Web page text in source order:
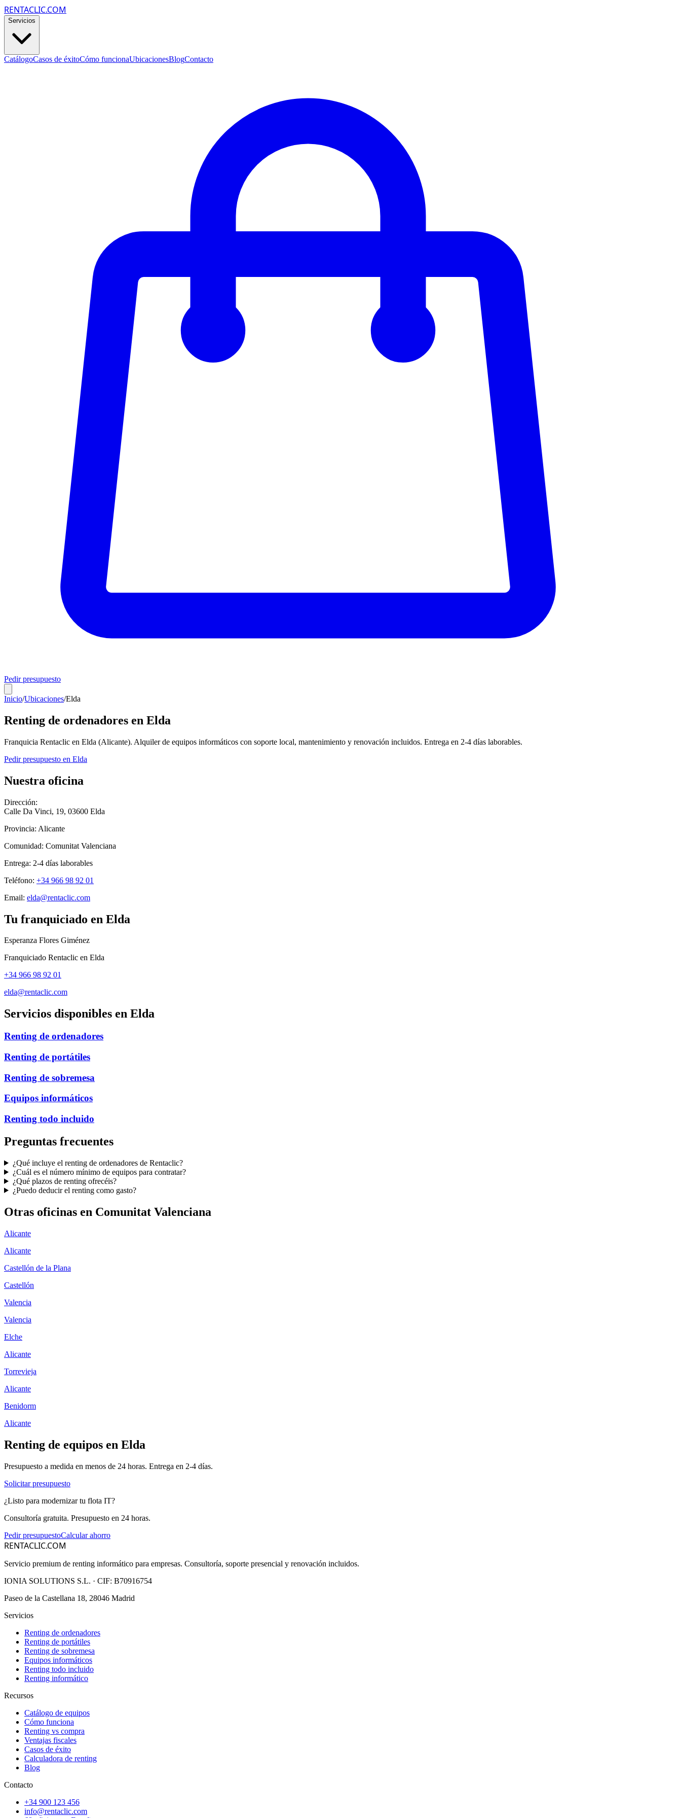
RENTACLIC.COM
Servicios
CatálogoCasos de éxitoCómo funcionaUbicacionesBlogContacto
Pedir presupuesto
Inicio/Ubicaciones/Elda
Renting de ordenadores en Elda
Franquicia Rentaclic en Elda (Alicante). Alquiler de equipos informáticos con soporte local, mantenimiento y renovación incluidos. Entrega en 2-4 días laborables.
Pedir presupuesto en Elda
Nuestra oficina
Dirección:
Calle Da Vinci, 19, 03600 Elda
Provincia: Alicante
Comunidad: Comunitat Valenciana
Entrega: 2-4 días laborables
Teléfono: +34 966 98 92 01
Email: elda@rentaclic.com
Tu franquiciado en Elda
Esperanza Flores Giménez
Franquiciado Rentaclic en Elda
+34 966 98 92 01
elda@rentaclic.com
Servicios disponibles en Elda
Renting de ordenadores
Renting de portátiles
Renting de sobremesa
Equipos informáticos
Renting todo incluido
Preguntas frecuentes
¿Qué incluye el renting de ordenadores de Rentaclic?
¿Cuál es el número mínimo de equipos para contratar?
¿Qué plazos de renting ofrecéis?
¿Puedo deducir el renting como gasto?
Otras oficinas en Comunitat Valenciana
Alicante
Alicante
Castellón de la Plana
Castellón
Valencia
Valencia
Elche
Alicante
Torrevieja
Alicante
Benidorm
Alicante
Renting de equipos en Elda
Presupuesto a medida en menos de 24 horas. Entrega en 2-4 días.
Solicitar presupuesto
¿Listo para modernizar tu flota IT?
Consultoría gratuita. Presupuesto en 24 horas.
Pedir presupuestoCalcular ahorro
RENTACLIC.COM
Servicio premium de renting informático para empresas. Consultoría, soporte presencial y renovación incluidos.
IONIA SOLUTIONS S.L. · CIF: B70916754
Paseo de la Castellana 18, 28046 Madrid
Servicios
Renting de ordenadores
Renting de portátiles
Renting de sobremesa
Equipos informáticos
Renting todo incluido
Renting informático
Recursos
Catálogo de equipos
Cómo funciona
Renting vs compra
Ventajas fiscales
Casos de éxito
Calculadora de renting
Blog
Contacto
+34 900 123 456
info@rentaclic.com